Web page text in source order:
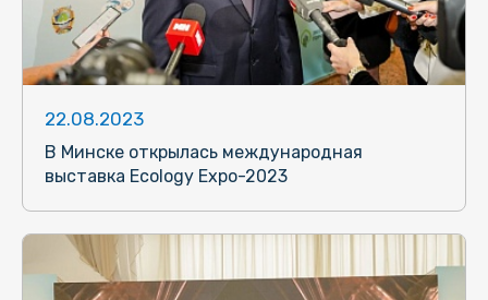
22.08.2023
В Минске открылась международная
выставка Ecology Expo-2023